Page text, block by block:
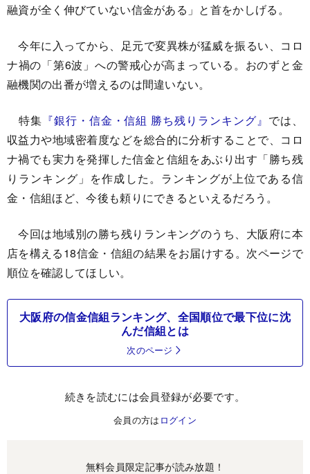
融資が全く伸びていない信金がある」と首をかしげる。
今年に入ってから、足元で変異株が猛威を振るい、コロ
ナ禍の「第6波」への警戒心が高まっている。おのずと金
融機関の出番が増えるのは間違いない。
特集 『銀行・信金・信組 勝ち残りランキング』 では、
収益力や地域密着度などを総合的に分析することで、コロ
ナ禍でも実力を発揮した信金と信組をあぶり出す「勝ち残
りランキング」を作成した。ランキングが上位である信
金・信組ほど、今後も頼りにできるといえるだろう。
今回は地域別の勝ち残りランキングのうち、大阪府に本
店を構える18信金・信組の結果をお届けする。次ページで
順位を確認してほしい。
大阪府の信金信組ランキング、全国順位で最下位に沈
んだ信組とは
次のページ
続きを読むには会員登録が必要です。
会員の方は ログイン
無料会員限定記事が読み放題！